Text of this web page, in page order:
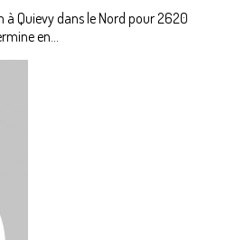
à Quievy dans le Nord pour 2620
en...